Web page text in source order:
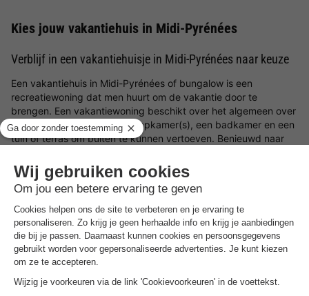
Kies jouw vakantiehuis in Midi-Pyrénées
Verblijf in een vakantiehuisje in Midi-Pyrénées naar keuze
Een vakantiehuis in Midi-Pyrénées of bungalow is een
recreatiewoning dat men huurt om de vakantie door te
brengen. Een vakantiewoning beschikt over het algemeen over
een woonkamer, keuken, slaapkamer(s), een badkamer en een
tuin of terras om buiten te kunnen vertoeven. Benieuwd naar
bieden hebben? Op deze pagina vind je een een divers en
veelzijdig aanbod aan vakantiehuizen in Midi-Pyrénées. Ideaal
voor wanneer je eengoedkoop weekendje weg
of eenweekje weg in Nederlandof het buitenland wilt met je
geliefdes.
Welk soort bungalows in Midi-Pyrénées zijn er
beschikbaar?
Op deze pagina filter je met gemak op de verschillende